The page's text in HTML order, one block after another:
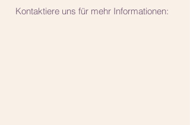
Kontaktiere uns für mehr Informationen: